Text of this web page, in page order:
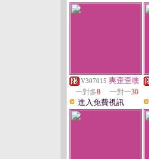
V307015 爽歪歪噢
一對多8 一對一30
進入免費視訊